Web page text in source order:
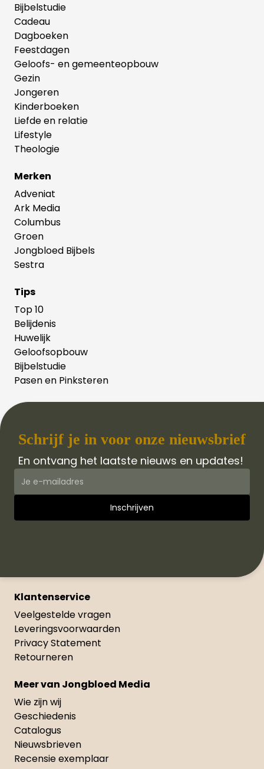
Bijbelstudie
Cadeau
Dagboeken
Feestdagen
Geloofs- en gemeenteopbouw
Gezin
Jongeren
Kinderboeken
Liefde en relatie
Lifestyle
Theologie
Merken
Adveniat
Ark Media
Columbus
Groen
Jongbloed Bijbels
Sestra
Tips
Top 10
Belijdenis
Huwelijk
Geloofsopbouw
Bijbelstudie
Pasen en Pinksteren
Schrijf je in voor onze nieuwsbrief
En ontvang het laatste nieuws en updates!
Klantenservice
Veelgestelde vragen
Leveringsvoorwaarden
Privacy Statement
Retourneren
Meer van Jongbloed Media
Wie zijn wij
Geschiedenis
Catalogus
Nieuwsbrieven
Recensie exemplaar